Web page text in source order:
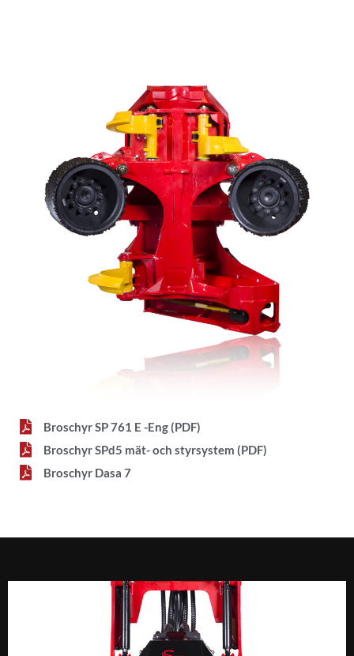
Broschyr SP 761 E -Eng (PDF)
Broschyr SPd5 mät- och styrsystem (PDF)
Broschyr Dasa 7